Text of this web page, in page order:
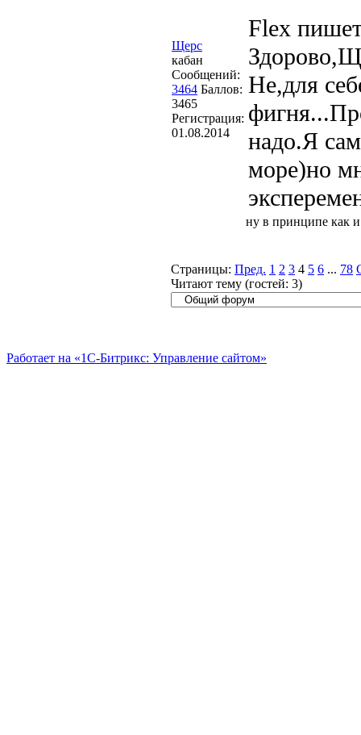
Щерс
кабан
Сообщений:
3464 Баллов:
3465
Регистрация:
01.08.2014
Flex
Не,для
надо.Я
море)но
ну в принципе как
Страницы: Пред. 1 2 3 4 5 6 ... 78
Читают тему (гостей: 3)
Работает на «1С-Битрикс: Управление сайтом»